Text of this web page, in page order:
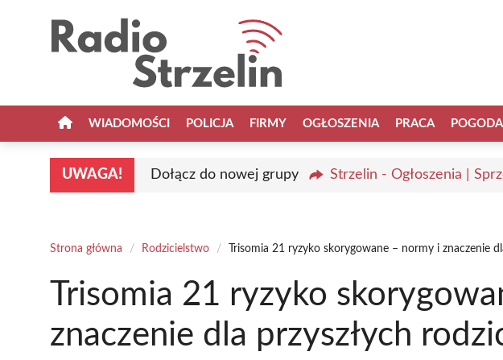
WIADOMOŚCI POLICJA FIRMY OGŁOSZENIA PRACA POGODA
UWAGA! Dołącz do nowej grupy Strzelin - Ogłoszenia |
Strona główna / Rodzicielstwo / Trisomia 21 ryzyko skorygowane – normy i znaczenie
Trisomia 21 ryzyko
znaczenie dla przyszłych